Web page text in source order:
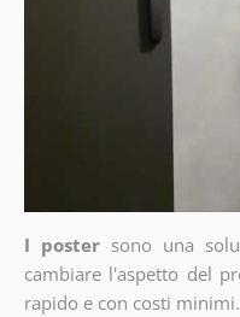
I poster sono una
cambiare l'aspetto del
rapido e con costi